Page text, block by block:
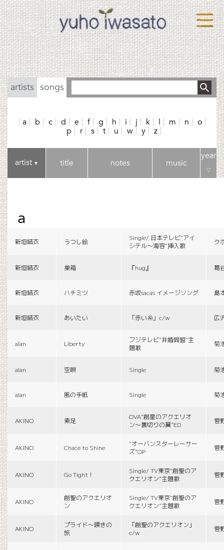
artists songs
a b c d e f g h i j k l m n
o
p
r s t u w y z
artist▼ title notes music
year
▽
a
新垣結衣 うつし絵
Single/ 日本テレビ“アイ
シテル〜海容”挿入歌
ク
新垣結衣 巣箱 『hug』 葛
新垣結衣 ハチミツ 赤坂sacas イメージソング 島
新垣結衣 あいたい 「赤い糸」c/w 広
alan Liberty
フジテレビ“非婚同盟”主
題歌
菊
alan 空唄 Single 菊
alan 風の手紙 Single 菊
AKINO 素足
OVA“創星のアクエリオ
ン〜裏切りの翼”ED
菅
AKINO Chace to Shine
“オーバンスターレーサー
ズ”OP
菅
AKINO Go Tight！
Single/ TV東京“創聖のア
クエリオン”主題歌
菅
AKINO
創聖のアクエリオ
ン
Single/ TV東京“創聖のア
クエリオン”主題歌
菅
AKINO
プライド〜嘆きの
旅
「創聖のアクエリオン」
c/w
菅